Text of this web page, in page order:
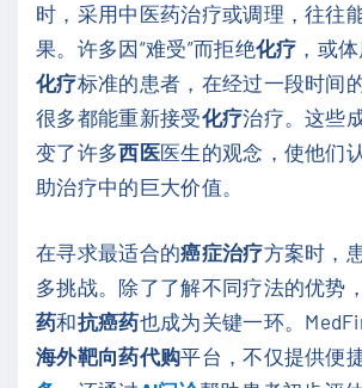
时，采用中医药治疗或调理，往往
果。许多因“难受”而拒绝化疗 ，或
化疗标准的患者，在经过一段时间
很多都能重新接受化疗治疗。这些
变了许多西医医生的观念，使他们
助治疗中的巨大价值。
在寻求最适合的癌症治疗方案时，
多挑战。除了了解不同疗法的优势
药和抗癌药也成为关键一环。
海外靶向药代购平台，不仅提供便